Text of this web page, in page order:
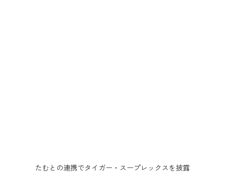
たむとの連携でタイガー・スープレックスを披露